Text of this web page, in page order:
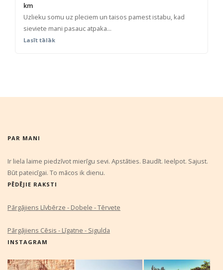
km
Uzlieku somu uz pleciem un taisos pamest istabu, kad
sieviete mani pasauc atpaka...
Lasīt tālāk
PAR MANI
Ir liela laime piedzīvot mierīgu sevi. Apstāties. Baudīt. Ieelpot. Sajust.
Būt pateicīgai. To mācos ik dienu.
PĒDĒJIE RAKSTI
Pārgājiens Līvbērze - Dobele - Tērvete
Pārgājiens Cēsis - Līgatne - Sigulda
INSTAGRAM